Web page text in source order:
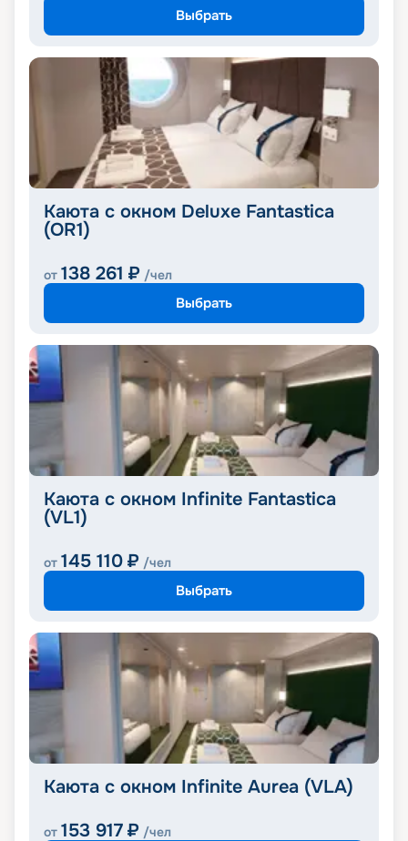
Выбрать
Каюта с окном Deluxe Fantastica
(OR1)
от 138 261 ₽ /чел
Выбрать
Каюта с окном Infinite Fantastica
(VL1)
от 145 110 ₽ /чел
Выбрать
Каюта с окном Infinite Aurea (VLA)
от 153 917 ₽ /чел